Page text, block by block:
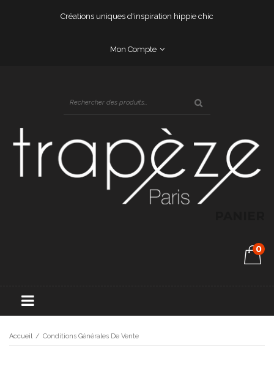
Créations uniques d'inspiration hippie chic
Mon Compte
0
Accueil / Conditions Générales De Vente